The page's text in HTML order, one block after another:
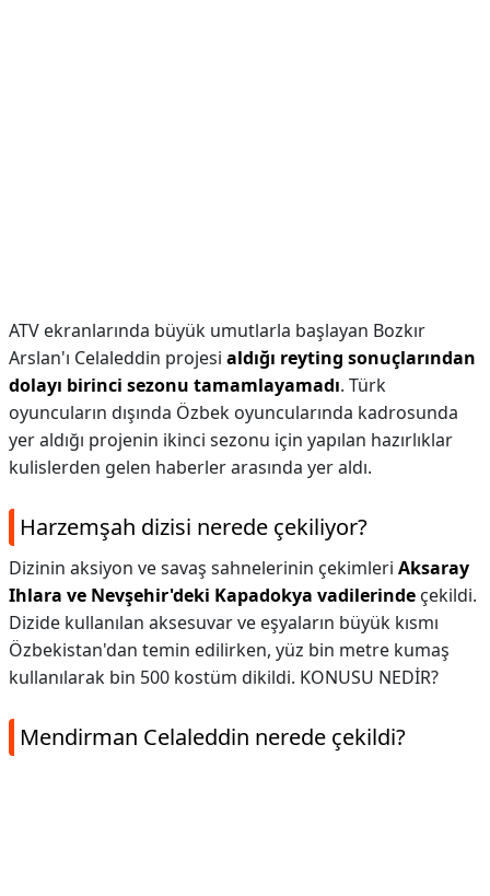
ATV ekranlarında büyük umutlarla başlayan Bozkır
Arslan'ı Celaleddin projesi aldığı reyting sonuçlarından
dolayı birinci sezonu tamamlayamadı. Türk
oyuncuların dışında Özbek oyuncularında kadrosunda
yer aldığı projenin ikinci sezonu için yapılan hazırlıklar
kulislerden gelen haberler arasında yer aldı.
Harzemşah dizisi nerede çekiliyor?
Dizinin aksiyon ve savaş sahnelerinin çekimleri Aksaray
Ihlara ve Nevşehir'deki Kapadokya vadilerinde çekildi.
Dizide kullanılan aksesuvar ve eşyaların büyük kısmı
Özbekistan'dan temin edilirken, yüz bin metre kumaş
kullanılarak bin 500 kostüm dikildi. KONUSU NEDİR?
Mendirman Celaleddin nerede çekildi?